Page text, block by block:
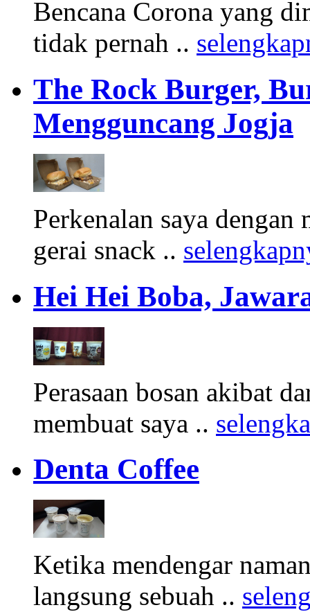
Bencana Corona yang
tidak pernah ..
The Rock Burger,
Mengguncang Jogja
Perkenalan saya
gerai snack ..
Hei Hei Boba,
Perasaan bosan akibat
membuat saya ..
Denta Coffee
Ketika mendengar
langsung sebuah ..